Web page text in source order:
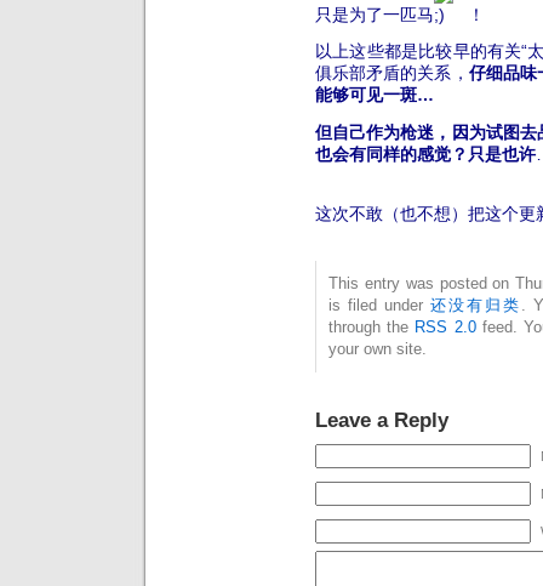
只是为了一匹马
！
以上这些都是比较早的有关“
俱乐部矛盾的关系， 仔细品味
能够可见一斑…
但自己作为枪迷，因为试图
也会有同样的感觉？只是也许
这次不敢（也不想）把这个
This entry was posted on
is filed under 还没有归类
.
through the RSS 2.0feed.
your own site.
Leave a Reply